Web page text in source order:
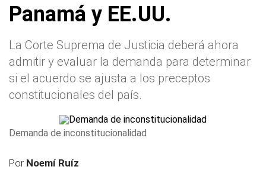
Panamá y EE.UU.
La Corte Suprema de Justicia deberá ahora
admitir y evaluar la demanda para determinar
si el acuerdo se ajusta a los preceptos
constitucionales del país.
Demanda de inconstitucionalidad
Por Noemí Ruíz